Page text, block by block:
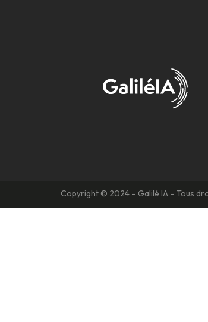
Copyright © 2024 – Galilé IA – Tous